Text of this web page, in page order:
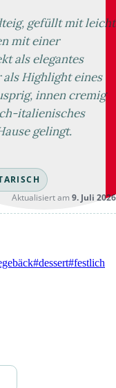
gefüllt mit leicht
mit einer
als elegantes
als Highlight eines
innen cremig
italienisches
gelingt.
Aktualisiert am 9. Juli 2026
#dessert#festlich